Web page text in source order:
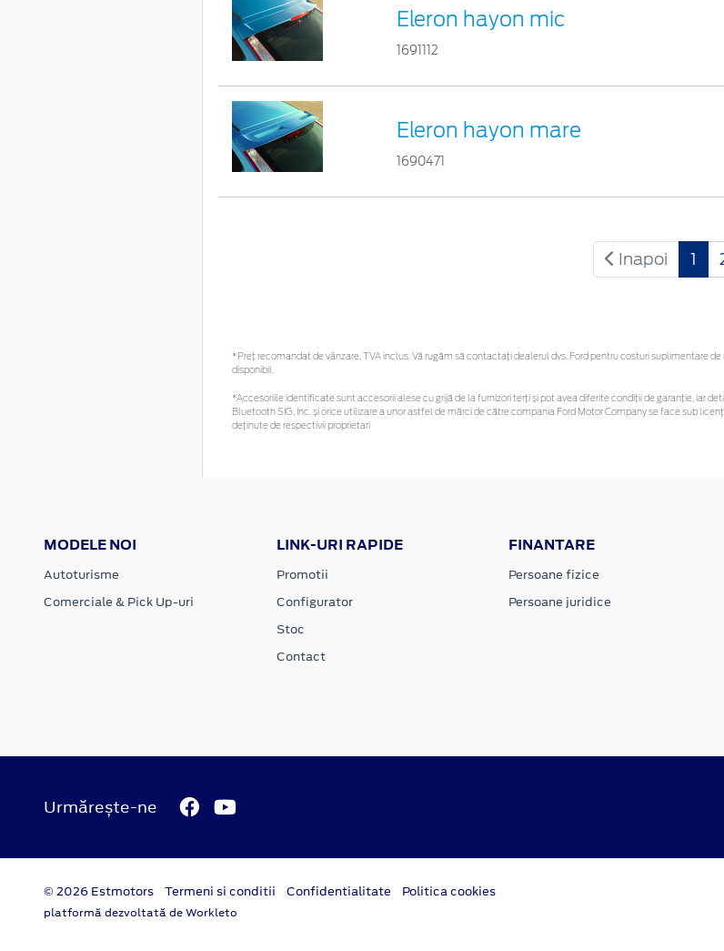
Eleron hayon mic
1691112
Eleron hayon mare
1690471
Inapoi 1
*Preţ recomandat de vânzare, TVA inclus. Vă rugăm să contactaţi dealerul dvs. Ford pentru costuri suplimentare
disponibil.
*Accesoriile identificate sunt accesorii alese cu grijă de la furnizori terți și pot avea diferite condiții de garanție, iar
Bluetooth SIG, Inc. și orice utilizare a unor astfel de mărci de către compania Ford Motor Company se face sub
deținute de respectivii proprietari
MODELE NOI
Autoturisme
Comerciale & Pick Up-uri
LINK-URI RAPIDE
Promotii
Configurator
Stoc
Contact
FINANTARE
Persoane fizice
Persoane juridice
Urmărește-ne
© 2026 Estmotors Termeni si conditii Confidentialitate Politica cookies
platformă dezvoltată de Workleto